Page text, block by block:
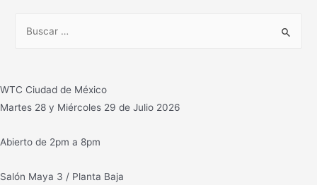
racks
WTC Ciudad de México
Martes 28 y Miércoles 29 de Julio 2026
Abierto de 2pm a 8pm
Salón Maya 3 / Planta Baja